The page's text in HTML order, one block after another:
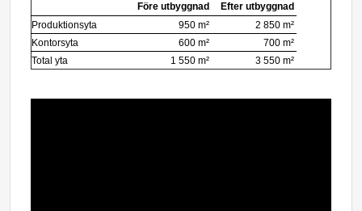
Före utbyggnad
Efter utbyggnad
Produktionsyta
950 m²
2 850 m²
Kontorsyta
600 m²
700 m²
Total yta
1 550 m² 3 550 m²